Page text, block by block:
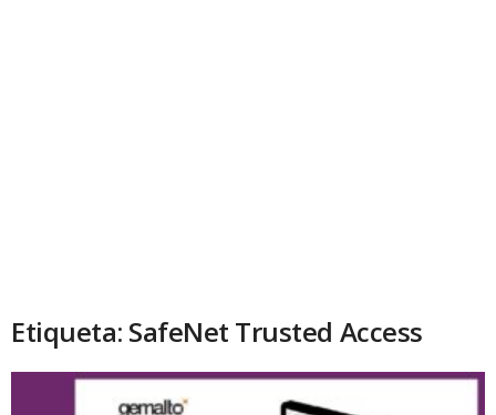
Etiqueta: SafeNet Trusted Access